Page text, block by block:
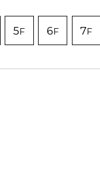
5F 6F 7F